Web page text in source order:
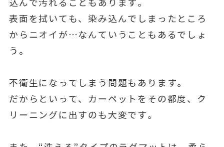
込んで汚れることもあります。
表面を拭いても、染み込んでしまったところ
からニオイが…なんていうこともあるでしょ
う。
不衛生になってしまう問題もあります。
だからといって、カーペットをその都度、ク
リーニングに出すのも大変です。